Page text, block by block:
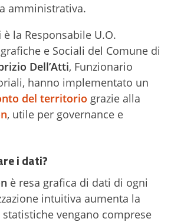
amministrativa.
è la Responsabile U.O.
e Sociali del Comune di
Dell’Atti, Funzionario
hanno implementato un
del territorio grazie alla
, utile per governance e
i dati?
è resa grafica di dati di ogni
intuitiva aumenta la
vengano comprese